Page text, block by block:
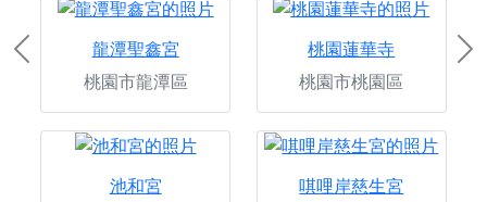
龍潭聖鑫宮
桃園市龍潭區
桃園蓮華寺
桃園市桃園區
池和宮
唭哩岸慈生宮
Previous